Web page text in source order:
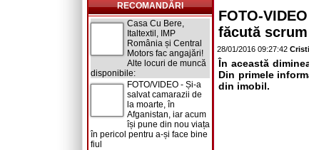
RECOMANDĂRI
Casa Cu Bere,
Italtextil, IMP
România și Central
Motors fac angajări!
Alte locuri de muncă
disponibile:
FOTO/VIDEO - Și-a
salvat camarazii de
la moarte, în
Afganistan, iar acum
își pune din nou viața
în pericol pentru a-și face bine
fiul
FOTO-
făcută scrum
28/01/2016 09:27:42
În această
Din primele
din imobil.